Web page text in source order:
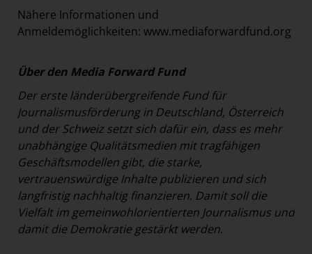
Nähere Informationen und
Anmeldemöglichkeiten: www.mediaforwardfund.org
Über den Media Forward Fund
Der erste länderübergreifende Fund für
Journalismusförderung in Deutschland, Österreich
und der Schweiz setzt sich dafür ein, dass es mehr
unabhängige Qualitätsmedien mit tragfähigen
Geschäftsmodellen gibt, die starke,
vertrauenswürdige Inhalte publizieren und sich
langfristig nachhaltig finanzieren. Damit soll die
Vielfalt im gemeinwohlorientierten Journalismus und
damit die Demokratie gestärkt werden.